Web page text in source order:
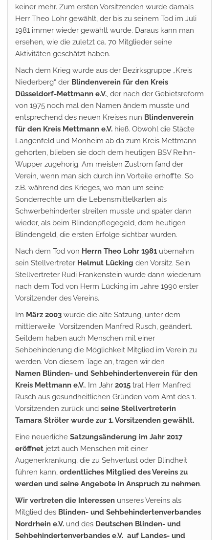
keiner mehr. Zum ersten Vorsitzenden wurde damals
Herr Theo Lohr gewählt, der bis zu seinem Tod im Juli
1981 immer wieder gewählt wurde. Daraus kann man
ersehen, wie die zuletzt ca. 70 Mitglieder seine
Aktivitäten geschätzt haben.
Nach dem Krieg wurde aus der Bezirksgruppe „Kreis
Niederberg“ der Blindenverein für den Kreis
Düsseldorf-Mettmann e.V., der nach der Gebietsreform
von 1975 noch mal den Namen ändern musste und
entsprechend des neuen Kreises nun Blindenverein
für den Kreis Mettmann e.V. hieß. Obwohl die Städte
Langenfeld und Monheim ab da zum Kreis Mettmann
gehörten, blieben sie doch dem heutigen BSV Reihn-
Wupper zugehörig. Am meisten Zustrom fand der
Verein, wenn man sich durch ihn Vorteile erhoffte. So
z.B. während des Krieges, wo man um seine
Sonderrechte um die Lebensmittelkarten als
Schwerbehinderter streiten musste und später dann
wieder, als beim Blindenpflegegeld, dem heutigen
Blindengeld, die ersten Erfolge sichtbar wurden.
Nach dem Tod von Herrn Theo Lohr 1981 übernahm
sein Stellvertreter Helmut Lücking den Vorsitz. Sein
Stellvertreter Rudi Frankenstein wurde dann wiederum
nach dem Tod von Herrn Lücking im Jahre 1990 erster
Vorsitzender des Vereins.
Im März 2003 wurde die alte Satzung, unter dem
mittlerweile Vorsitzenden Manfred Rusch, geändert.
Seitdem haben auch Menschen mit einer
Sehbehinderung die Möglichkeit Mitglied im Verein zu
werden. Von diesem Tage an, tragen wir den
Namen Blinden- und Sehbehindertenverein für den
Kreis Mettmann e.V.. Im Jahr 2015 trat Herr Manfred
Rusch aus gesundheitlichen Gründen vom Amt des 1.
Vorsitzenden zurück und seine Stellvertreterin
Tamara Ströter wurde zur 1. Vorsitzenden gewählt.
Eine neuerliche Satzungsänderung im Jahr 2017
eröffnet jetzt auch Menschen mit einer
Augenerkrankung, die zu Sehverlust oder Blindheit
führen kann, ordentliches Mitglied des Vereins zu
werden und seine Angebote in Anspruch zu nehmen.
Wir vertreten die Interessen unseres Vereins als
Mitglied des Blinden- und Sehbehindertenverbandes
Nordrhein e.V. und des Deutschen Blinden- und
Sehbehindertenverbandes e.V. auf Landes- und